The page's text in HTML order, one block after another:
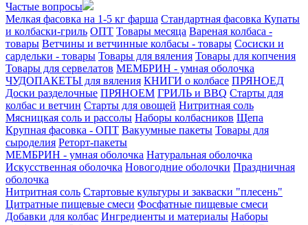
Частые вопросы
Мелкая фасовка на 1-5 кг фарша Стандартная фасовка Купаты
и колбаски-гриль ОПТ Товары месяца Вареная колбаса -
товары Ветчины и ветчинные колбасы - товары Сосиски и
сардельки - товары Товары для вяления Товары для копчения
Товары для сервелатов МЕМБРИН - умная оболочка
ЧУДОПАКЕТЫ для вяления КНИГИ о колбасе ПРЯНОЕД
Доски разделочные ПРЯНОЕМ ГРИЛЬ и BBQ Старты для
колбас и ветчин Старты для овощей Нитритная соль
Мясницкая соль и рассолы Наборы колбасников Щепа
Крупная фасовка - ОПТ Вакуумные пакеты Товары для
сыроделия Реторт-пакеты
МЕМБРИН - умная оболочка Натуральная оболочка
Искусственная оболочка Новогодние оболочки Праздничная
оболочка
Нитритная соль Стартовые культуры и закваски "плесень"
Цитратные пищевые смеси Фосфатные пищевые смеси
Добавки для колбас Ингредиенты и материалы Наборы